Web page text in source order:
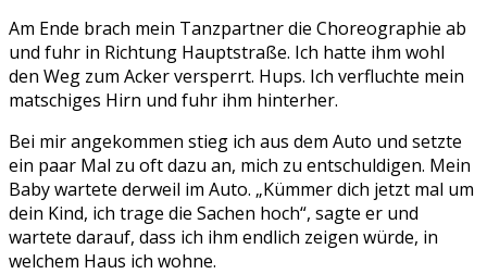
Am Ende brach mein Tanzpartner die Choreographie ab
und fuhr in Richtung Hauptstraße. Ich hatte ihm wohl
den Weg zum Acker versperrt. Hups. Ich verfluchte mein
matschiges Hirn und fuhr ihm hinterher.
Bei mir angekommen stieg ich aus dem Auto und setzte
ein paar Mal zu oft dazu an, mich zu entschuldigen. Mein
Baby wartete derweil im Auto. „Kümmer dich jetzt mal um
dein Kind, ich trage die Sachen hoch“, sagte er und
wartete darauf, dass ich ihm endlich zeigen würde, in
welchem Haus ich wohne.